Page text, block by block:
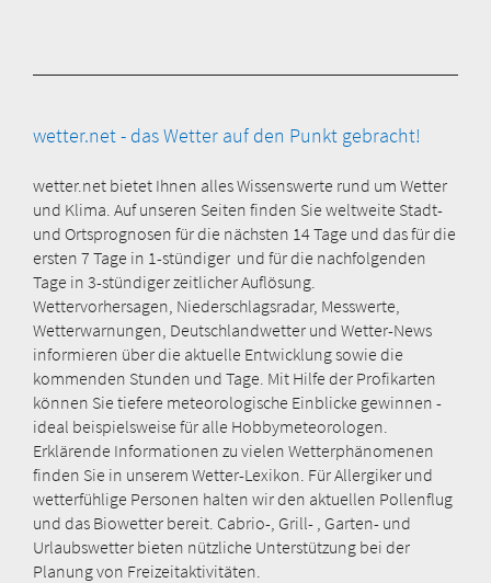
wetter.net - das Wetter auf den Punkt gebracht!
wetter.net bietet Ihnen alles Wissenswerte rund um Wetter
und Klima. Auf unseren Seiten finden Sie weltweite Stadt-
und Ortsprognosen für die nächsten 14 Tage und das für die
ersten 7 Tage in 1-stündiger und für die nachfolgenden
Tage in 3-stündiger zeitlicher Auflösung.
Wettervorhersagen, Niederschlagsradar, Messwerte,
Wetterwarnungen, Deutschlandwetter und Wetter-News
informieren über die aktuelle Entwicklung sowie die
kommenden Stunden und Tage. Mit Hilfe der Profikarten
können Sie tiefere meteorologische Einblicke gewinnen -
ideal beispielsweise für alle Hobbymeteorologen.
Erklärende Informationen zu vielen Wetterphänomenen
finden Sie in unserem Wetter-Lexikon. Für Allergiker und
wetterfühlige Personen halten wir den aktuellen Pollenflug
und das Biowetter bereit. Cabrio-, Grill- , Garten- und
Urlaubswetter bieten nützliche Unterstützung bei der
Planung von Freizeitaktivitäten.